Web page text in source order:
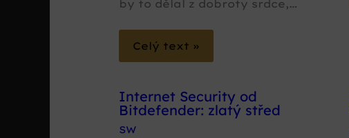
by to dělal z dobroty srdce,…
Celý text »
Internet Security od
Bitdefender: zlatý střed
SW